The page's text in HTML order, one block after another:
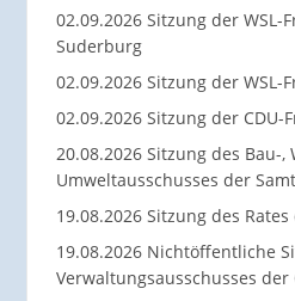
02.09.2026 Sitzung der WSL-
Suderburg
02.09.2026 Sitzung der WSL-
02.09.2026 Sitzung der CDU-
20.08.2026 Sitzung des Bau-,
Umweltausschusses der
19.08.2026 Sitzung des
19.08.2026 Nichtöffentliche
Verwaltungsausschusses